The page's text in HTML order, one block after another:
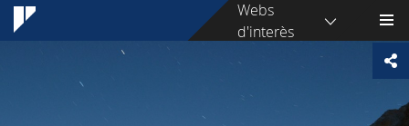
Webs
d'interès